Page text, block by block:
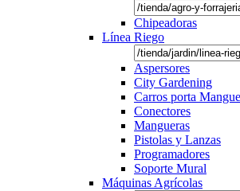
Chipeadoras
Línea Riego
Aspersores
City Gardening
Carros porta
Conectores
Mangueras
Pistolas y Lanzas
Programadores
Soporte Mural
Máquinas Agrícolas